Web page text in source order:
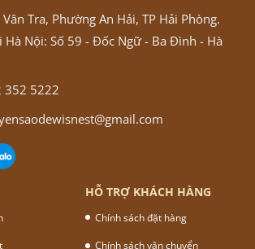
Tra, Phường An Hải, TP Hải Phòng.
Hà Nội: Số 59 - Đốc Ngữ - Ba Đình - Hà
352 5222
HỖ TRỢ KHÁCH HÀNG
Chính sách đặt hàng
Chính sách vận chuyển